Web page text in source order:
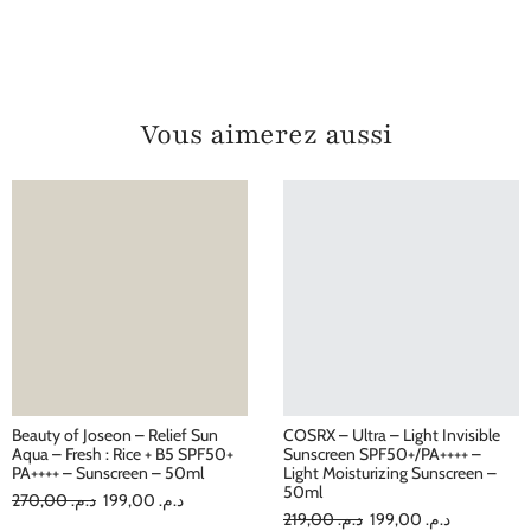
Vous aimerez aussi
Beauty of Joseon – Relief Sun
Aqua – Fresh : Rice + B5 SPF50+
PA++++ – Sunscreen – 50ml
د.م.270,00 د.م.
COSRX – Ultra – Light Invisible
Sunscreen SPF50+/PA++++ –
Light Moisturizing Sunscreen –
50ml
د.م.219,00 د.م.